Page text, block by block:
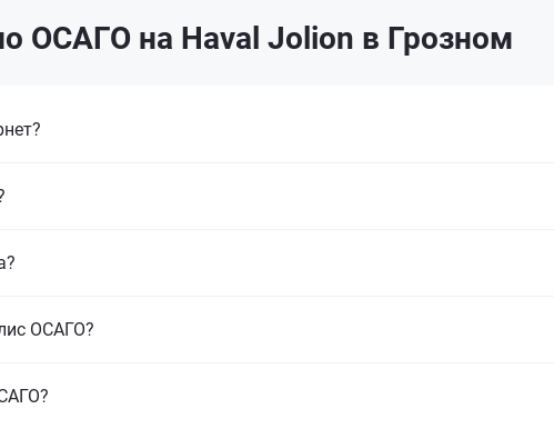
ОСАГО на Haval Jolion в Грозном
ОСАГО?